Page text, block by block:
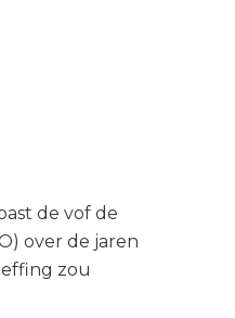
de vof de
over de jaren
zou